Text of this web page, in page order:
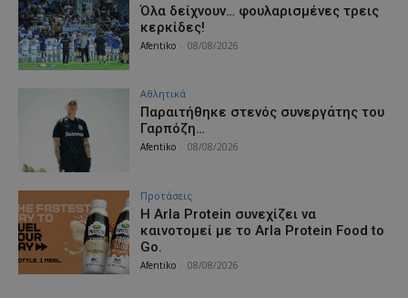
Όλα δείχνουν… φουλαρισμένες τρεις
κερκίδες!
Afentiko 08/08/2026
Αθλητικά
Παραιτήθηκε στενός συνεργάτης του
Γαρπόζη…
Afentiko 08/08/2026
Προτάσεις
Η Arla Protein συνεχίζει να
καινοτομεί με το Arla Protein Food to
Go.
Afentiko 08/08/2026